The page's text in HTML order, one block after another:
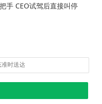
手 CEO试驾后直接叫停